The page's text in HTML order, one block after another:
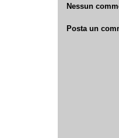
Nessun
Posta un